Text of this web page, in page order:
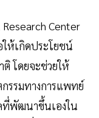
Center
ห้เกิดประโยชน์
โดยจะช่วยให้
รรมทางการแพทย์
พัฒนาขึ้นเองใน